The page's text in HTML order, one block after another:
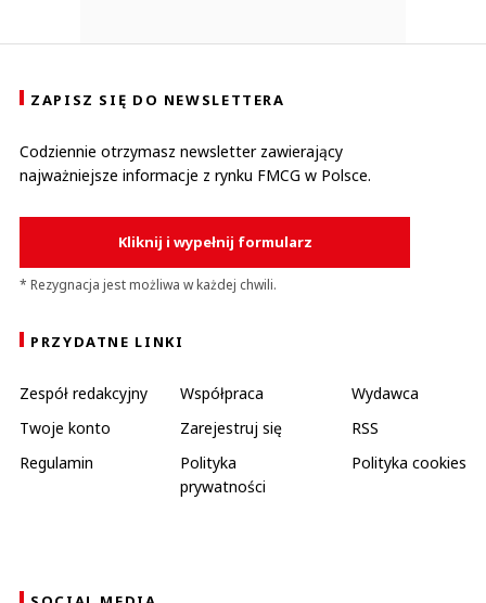
ZAPISZ SIĘ DO NEWSLETTERA
Codziennie otrzymasz newsletter zawierający
najważniejsze informacje z rynku FMCG w Polsce.
Kliknij i wypełnij formularz
* Rezygnacja jest możliwa w każdej chwili.
PRZYDATNE LINKI
Zespół redakcyjny Współpraca
Wydawca
Twoje konto
Zarejestruj się
RSS
Regulamin
Polityka
prywatności
Polityka cookies